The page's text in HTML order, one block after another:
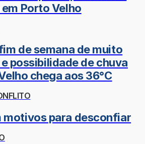
Porto Velho
de semana de muito
possibilidade de chuva
chega aos 36°C
motivos para desconfiar